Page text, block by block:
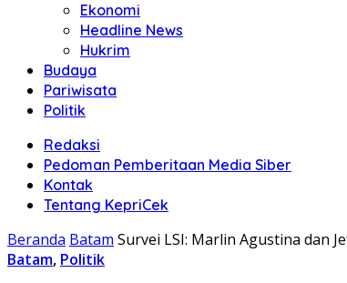
Ekonomi
Headline News
Hukrim
Budaya
Pariwisata
Politik
Redaksi
Pedoman Pemberitaan Media Siber
Kontak
Tentang KepriCek
Beranda Batam Survei LSI: Marlin Agustina dan
Batam, Politik